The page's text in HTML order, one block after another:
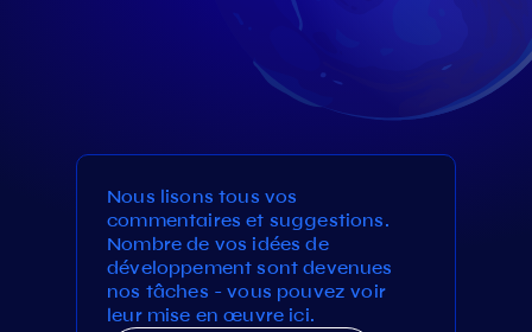
Nous lisons tous vos
commentaires et suggestions.
Nombre de vos idées de
développement sont devenues
nos tâches - vous pouvez voir
leur mise en œuvre ici.